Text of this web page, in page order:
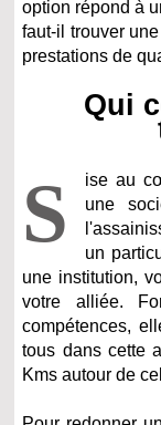
option répond à
faut-il trouver
prestations de
Qui
S
ise au
une
un
une institution,
votre alliée.
compétences,
tous dans cette
Kms autour de